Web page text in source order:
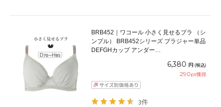
BRB452｜ワコール 小さく見せるブラ （シ
ンプル） BRB452シリーズ ブラジャー単品
DEFGHカップ アンダー
6,380 円 (税込)
290pt獲得
3件